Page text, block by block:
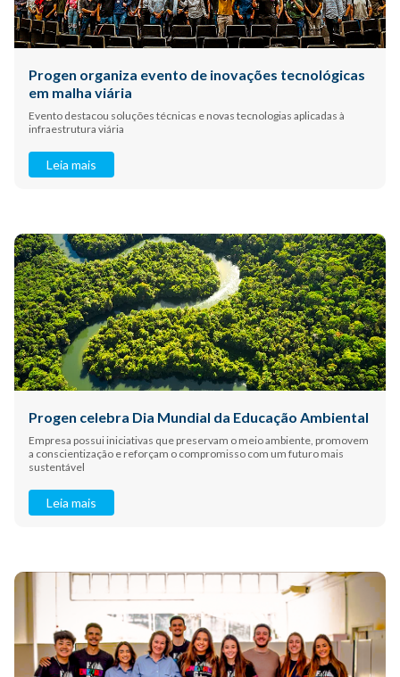
Progen organiza evento de inovações tecnológicas
em malha viária
Evento destacou soluções técnicas e novas tecnologias aplicadas à
infraestrutura viária
Leia mais
Progen celebra Dia Mundial da Educação Ambiental
Empresa possui iniciativas que preservam o meio ambiente, promovem
a conscientização e reforçam o compromisso com um futuro mais
sustentável
Leia mais